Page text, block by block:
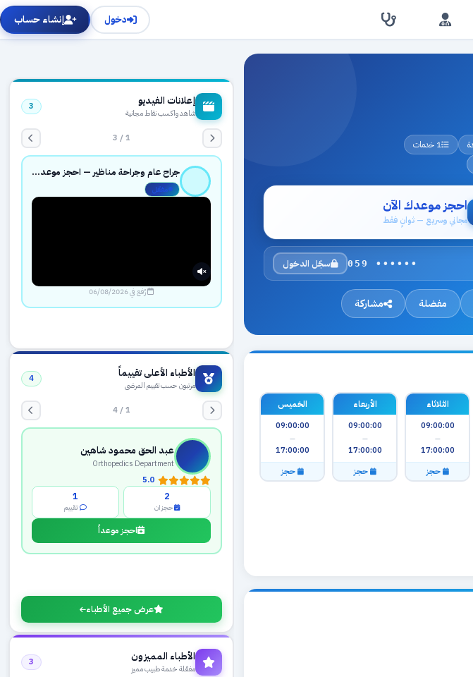
دخول إنشاء حساب
1 خدمات
احجز موعدك الآن
مجاني وسريع — ثوانٍ فقط
059 •••••• سجّل الدخول
مفضلة مشاركة
الثلاثاء
09:00:00
—
17:00:00
حجز
الأربعاء
09:00:00
—
17:00:00
حجز
الخميس
09:00:00
—
17:00:00
حجز
إعلانات الفيديو 3
1 / 3
جراح عام وجراحة مناظير — احجز موعدك بثقة عبر حجزك الطبي
الأطباء الأعلى تقييماً 4
1 / 4
عبد الحق محمود شاهين
5.0
حجزان تقييم
الأطباء المميزون 3